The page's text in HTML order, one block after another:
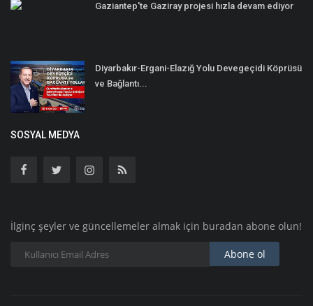
Gaziantep'te Gaziray projesi hızla devam ediyor
Diyarbakır-Ergani-Elazığ Yolu Devegeçidi Köprüsü
ve Bağlantı...
SOSYAL MEDYA
İlginç şeyler ve güncellemeler almak için buradan abone olun!
Abone ol